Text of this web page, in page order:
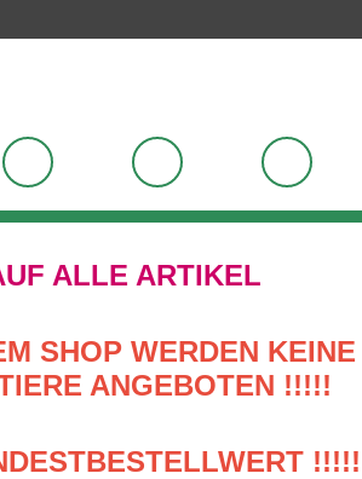
ALLE ARTIKEL
SHOP WERDEN KEINE
ANGEBOTEN !!!!!
!!!!!